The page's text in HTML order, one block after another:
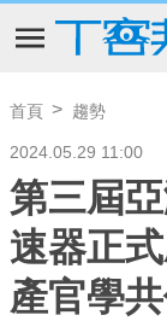
首頁 趨勢
2024.05.29 11:00
第三屆
速器正
產官學